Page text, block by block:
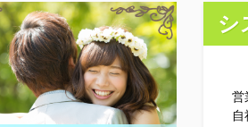
シ
営